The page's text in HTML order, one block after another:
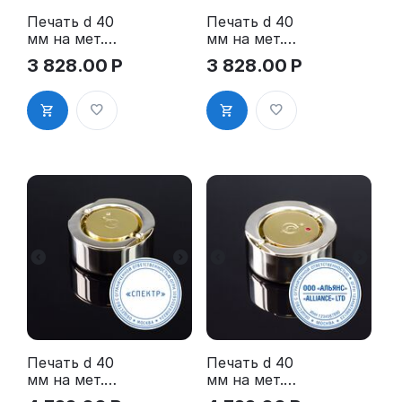
Печать d 40
мм на мет.
Осн.
"КОМПАКТ"
(с
подушкой) в
синем кож.
3 828.00 Р
Печать d 40
мм на мет.
Осн.
"КОМПАКТ"
(с
подушкой) в
черном кож.
3 828.00 Р
Печать d 40
мм на мет.
Осн.
Печать d 40
мм на мет.
Осн.